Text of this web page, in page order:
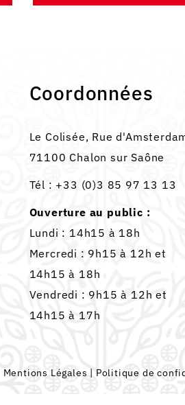
Coordonnées
Le Colisée, Rue
71100 Chalon sur Saône
Tél : +33 (0)3 85 97 13 13
Ouverture au public :
Lundi : 14h15 à 18h
Mercredi : 9h15 à 12h et
14h15 à 18h
Vendredi : 9h15 à 12h et
14h15 à 17h
Mentions Légales | Politique de